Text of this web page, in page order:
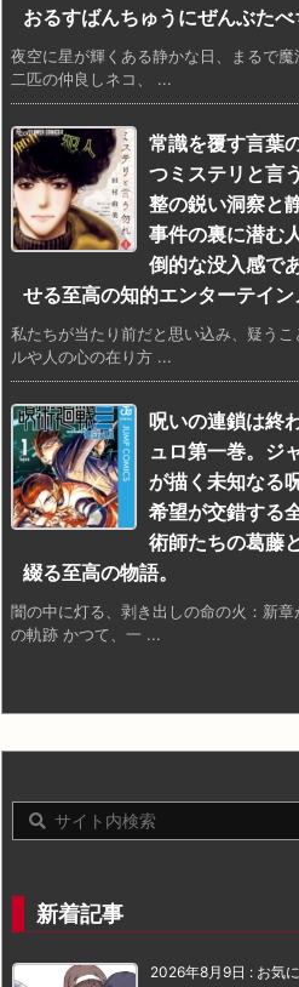
おるすばんちゅうにぜんぶた
夜空に星が輝くある静かな日、まるで魔
二匹の仲良しネコ、 ...
常識を覆す言葉
つミステリと言
整の鋭い洞察と
事件の裏に潜む
倒的な没入感で
せる至高の知的エンターテイ
私たちが当たり前だと思い込み、疑う
ルや人の心の在り方 ...
呪いの連鎖は終
ュロ第一巻。ジ
が描く未知なる
希望が交錯する
術師たちの葛藤
綴る至高の物語。
闇の中に灯る、剥き出しの命の火：新章
の軌跡 かつて、一 ...
新着記事
2026年8月9日 : お気に